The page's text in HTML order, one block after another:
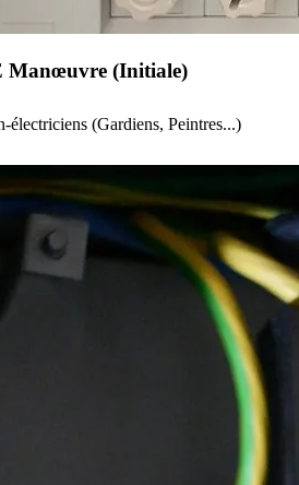
Manœuvre (Initiale)
électriciens (Gardiens, Peintres...)